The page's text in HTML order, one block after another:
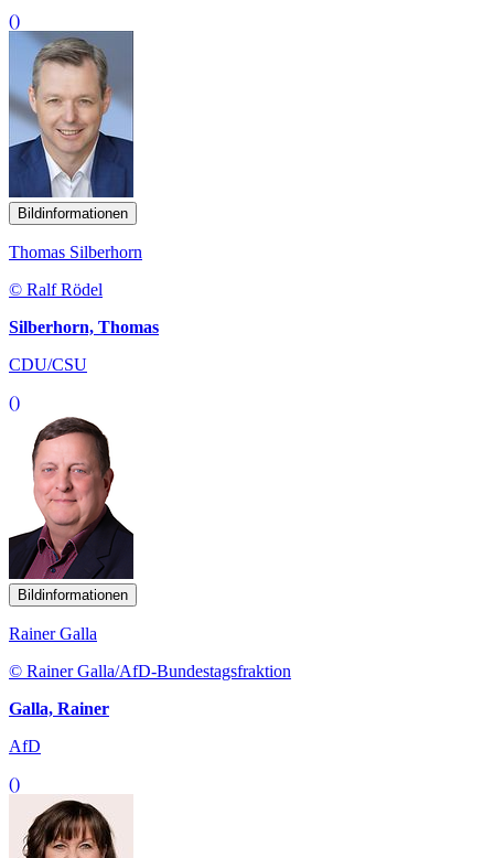
()
Bildinformationen
Thomas Silberhorn
© Ralf Rödel
Silberhorn, Thomas
CDU/CSU
()
Bildinformationen
Rainer Galla
© Rainer Galla/AfD-Bundestagsfraktion
Galla, Rainer
AfD
()